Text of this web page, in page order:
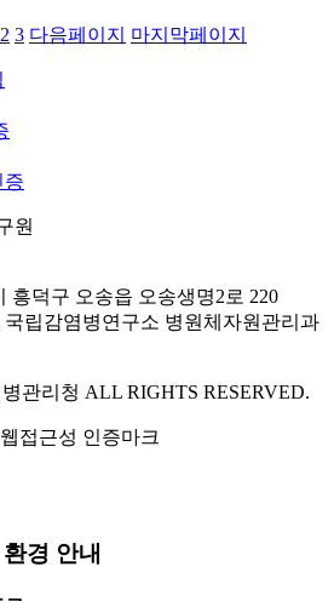
2 3 다음페이지 마지막페이지
증
원
흥덕구 오송읍 오송생명2로 220
립감염병연구소 병원체자원관리과
관리청 ALL RIGHTS RESERVED.
경 안내